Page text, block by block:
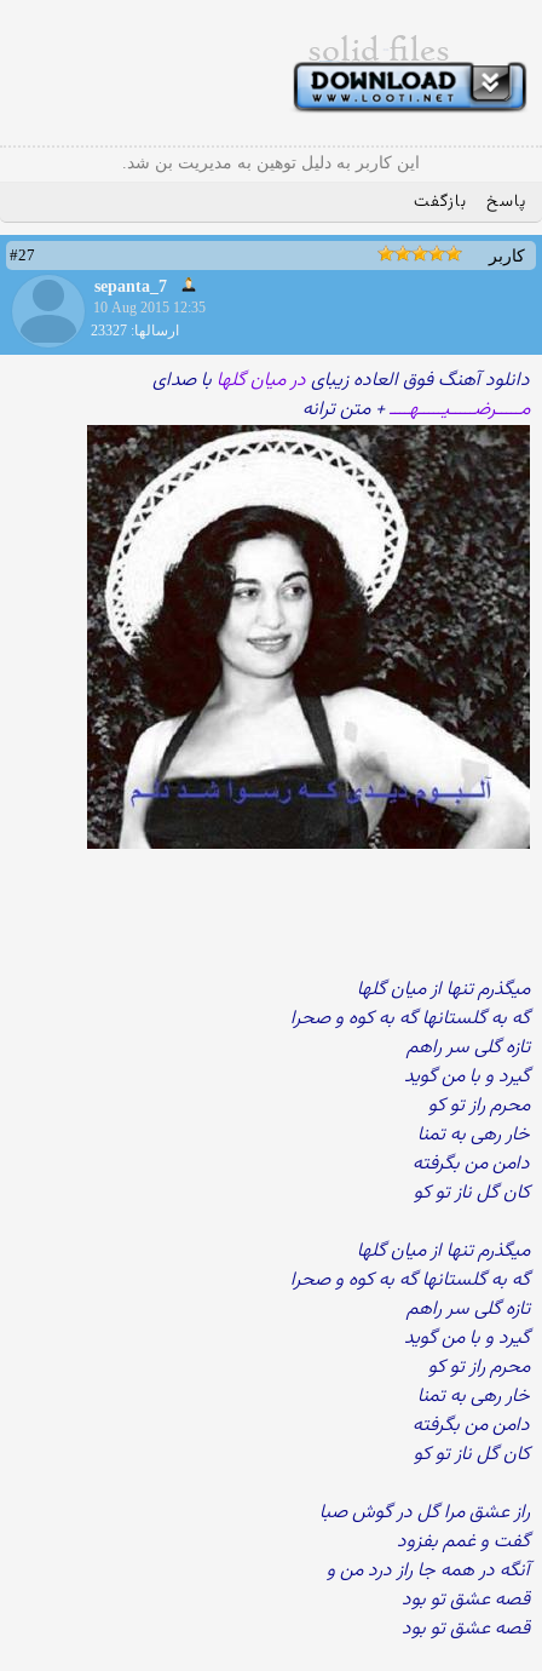
این کاربر به دلیل توهین به مدیریت بن شد.
پاسخ بازگفت
کاربر
#27
sepanta_7
10 Aug 2015 12:35
ارسالها: 23327
دانلود آهنگ فوق العاده زیبایدر میان گلها با صدای
مـــــرضـــــیـــــهــــ+ متن ترانه
میگذرم تنها از میان گلها
گه به گلستانها گه به کوه و صحرا
تازه گلی سر راهم
گیرد و با من گوید
محرم راز تو کو
خار رهی به تمنا
دامن من بگرفته
کان گل ناز تو کو
میگذرم تنها از میان گلها
گه به گلستانها گه به کوه و صحرا
تازه گلی سر راهم
گیرد و با من گوید
محرم راز تو کو
خار رهی به تمنا
دامن من بگرفته
کان گل ناز تو کو
راز عشق مرا گل در گوش صبا
گفت و غمم بفزود
آنگه در همه جا راز درد من و
قصه عشق تو بود
قصه عشق تو بود